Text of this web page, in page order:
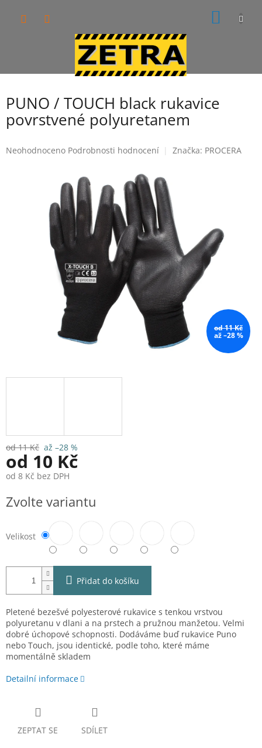
PUNO / TOUCH black rukavice
povrstvené polyuretanem
Průměrné
Neohodnoceno Podrobnosti hodnocení Značka: PROCERA
od 11 Kč
až –28 %
od 11 Kč až –28 %
od 10 Kč
od 8 Kč bez DPH
cena:
Zvolte variantu
Velikost
Přidat do košíku
Pletené bezešvé polyesterové rukavice s tenkou vrstvou
polyuretanu v dlani a na prstech a pružnou manžetou. Velmi
dobré úchopové schopnosti. Dodáváme buď rukavice Puno
nebo Touch, jsou identické, podle toho, které máme
momentálně skladem
Detailní informace
ZEPTAT SE SDÍLET